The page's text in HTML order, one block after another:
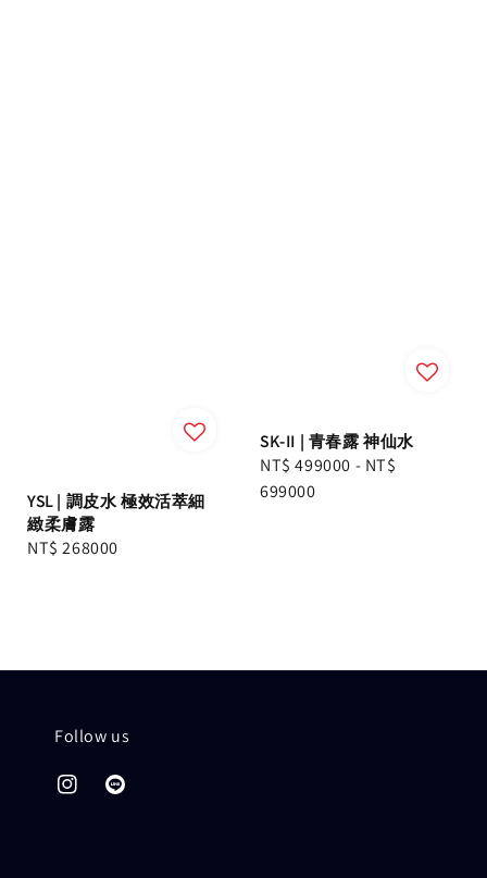
YSL | 調皮水 極效活萃細
緻柔膚露
Regular
NT$ 268000
SK-II | 青春露 神仙水
Regular
price
NT$ 499000 - NT$
699000
Follow us